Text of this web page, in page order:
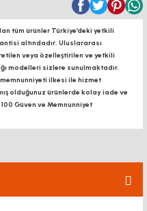
tüm ürünler Türkiye’deki yetkili
altındadır, Uluslararası
veya özelleştirilen ve yetkili
modelleri sizlere sunulmaktadır.
ilkesi ile hizmet
olduğunuz ürünlerde kolay iade ve
Güven ve Memnunniyet